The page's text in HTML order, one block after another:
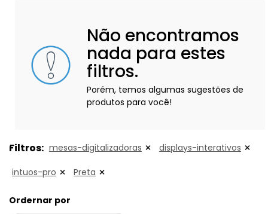
Não encontramos
nada para estes
filtros.
Porém, temos algumas sugestões de
produtos para você!
Filtros: mesas-digitalizadoras displays-interativos
intuos-pro Preta
Ordernar por